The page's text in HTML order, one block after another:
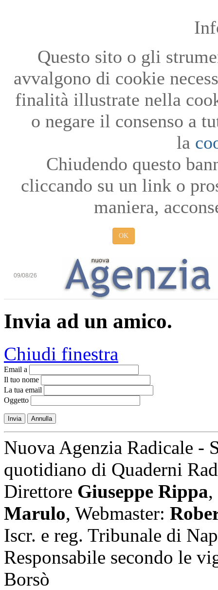
Questo sito o gli
avvalgono di cookie
finalità illustrate nella
o negare il consenso a
la
Chiudendo questo
cliccando su un link o
maniera,
OK
09/08/26
Invia ad un amico.
Chiudi finestra
Email a
Il tuo nome
La tua email
Oggetto
Invia Annulla
Nuova Agenzia Radicale -
quotidiano di Quaderni
Direttore Giuseppe Rippa,
Marulo, Webmaster:
Iscr. e reg. Tribunale di
Responsabile secondo le
Borsò